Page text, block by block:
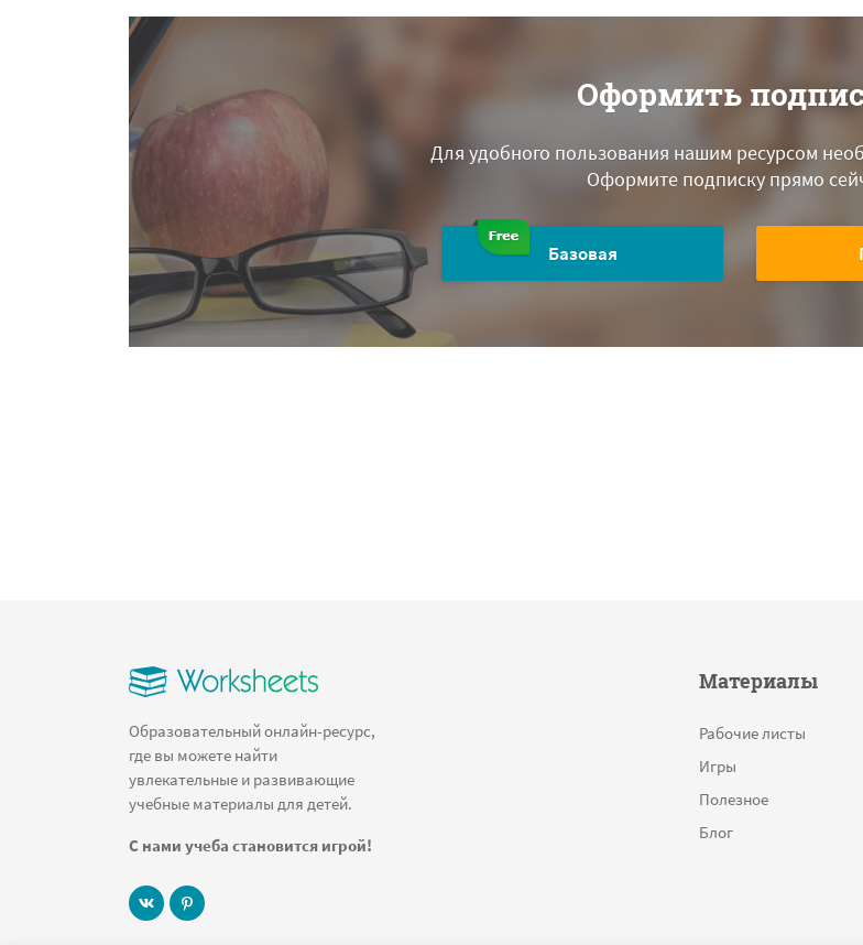
Оформить
Для удобного пользования нашим ресурсом
Оформите подписку прямо
Базовая
Образовательный онлайн-ресурс,
где вы можете найти
увлекательные и развивающие
учебные материалы для детей.
С нами учеба становится игрой!
Материалы
Рабочие листы
Игры
Полезное
Блог